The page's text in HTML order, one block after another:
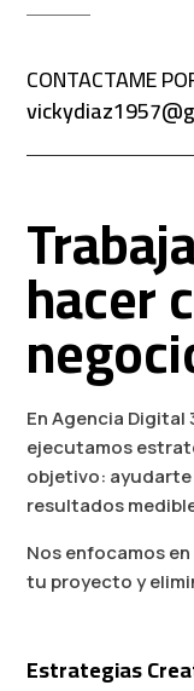
CONTACTAME
hacer
En Agencia
ejecutamos
objetivo:
resultados
Nos enfocamos
tu proyecto y
Estrategias